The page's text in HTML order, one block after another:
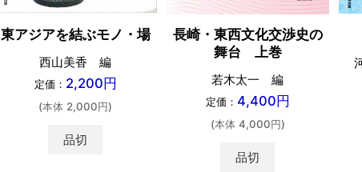
東アジアを結ぶモノ・場
西山美香 編
定価： 2,200円
(本体 2,000円)
品切
長崎・東西文化交渉史の
舞台 上巻
若木太一 編
定価： 4,400円
(本体 4,000円)
品切